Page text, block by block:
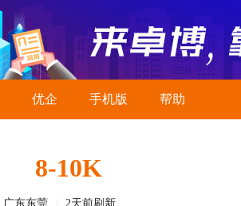
优企 手机版 帮助
8-10K
广东东莞 2天前刷新